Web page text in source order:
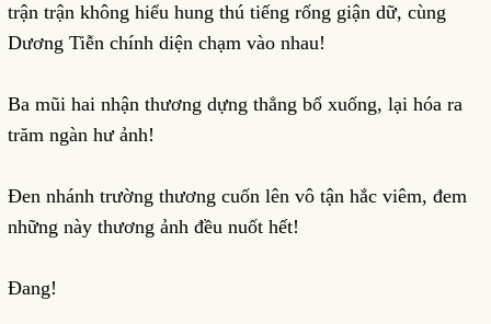
trận trận không hiểu hung thú tiếng rống giận dữ, cùng
Dương Tiễn chính diện chạm vào nhau!
Ba mũi hai nhận thương dựng thẳng bổ xuống, lại hóa ra
trăm ngàn hư ảnh!
Đen nhánh trường thương cuốn lên vô tận hắc viêm, đem
những này thương ảnh đều nuốt hết!
Đang!